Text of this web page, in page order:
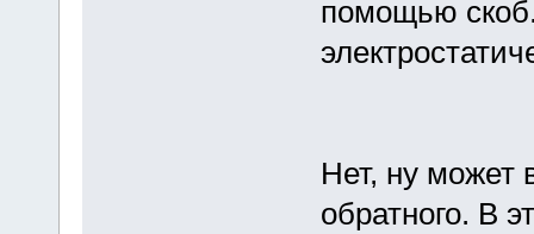
помощью
Нет, ну может
обратного. В